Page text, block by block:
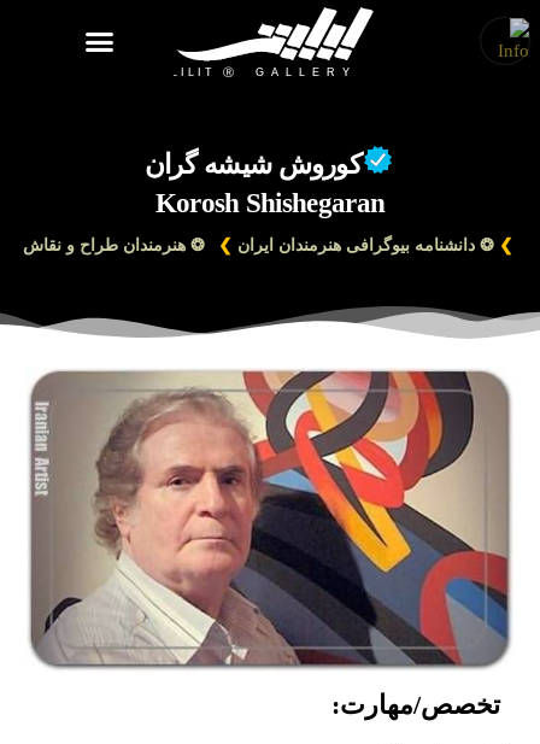
کوروش شیشه گران
Korosh Shishegaran
❯ ❂ دانشنامه بیوگرافی هنرمندان ایران ❯ ❂ هنرمندان طراح و نقاش
تخصص/مهارت: